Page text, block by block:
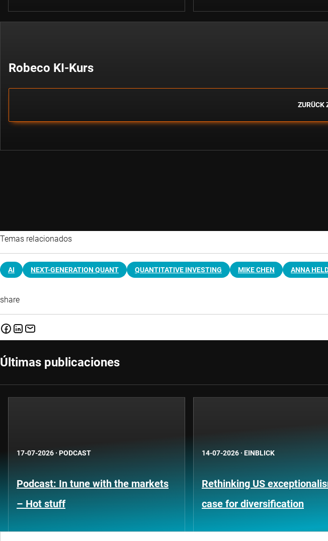
Robeco KI-Kurs
ZURÜCK
Temas relacionados
AI NEXT-GENERATION QUANT QUANTITATIVE INVESTING MIKE CHEN ANNA
share
Últimas publicaciones
17-07-2026 · PODCAST
Podcast: In tune with the markets
– Hot stuff
14-07-2026 · EINBLICK
Rethinking US
case for diversification